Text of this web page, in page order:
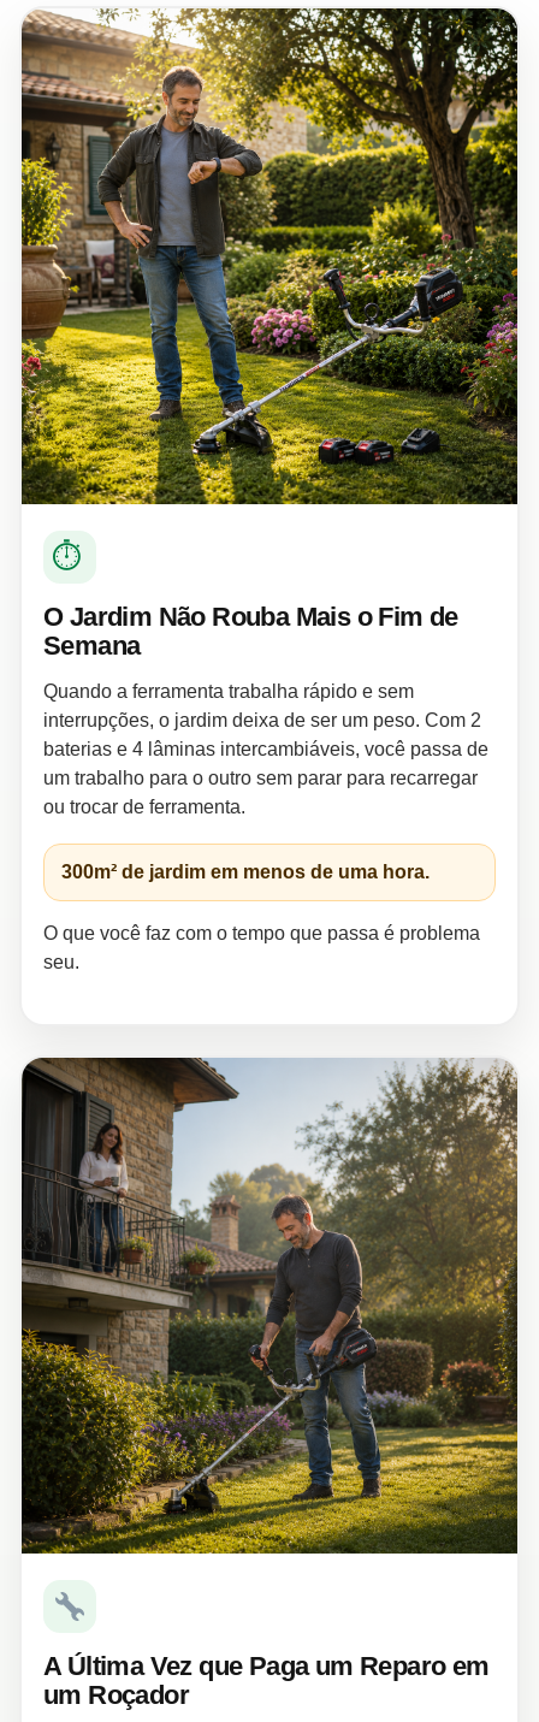
⏱ ️
O Jardim Não Rouba Mais o Fim de
Semana
Quando a ferramenta trabalha rápido e sem
interrupções, o jardim deixa de ser um peso. Com 2
baterias e 4 lâminas intercambiáveis, você passa de
um trabalho para o outro sem parar para recarregar
ou trocar de ferramenta.
300m² de jardim em menos de uma hora.
O que você faz com o tempo que passa é problema
seu.
A Última Vez que Paga um Reparo em
um Roçador